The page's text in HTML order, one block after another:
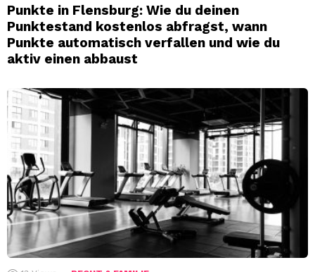
Punkte in Flensburg: Wie du deinen
Punktestand kostenlos abfragst, wann
Punkte automatisch verfallen und wie du
aktiv einen abbaust